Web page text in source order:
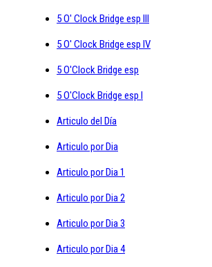
5 O' Clock Bridge esp III
5 O' Clock Bridge esp IV
5 O'Clock Bridge esp
5 O'Clock Bridge esp I
Articulo del Día
Articulo por Dia
Articulo por Dia 1
Articulo por Dia 2
Articulo por Dia 3
Articulo por Dia 4